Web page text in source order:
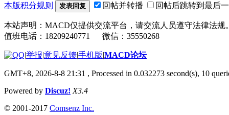
本版积分规则 发表回复 回帖并转播 回帖后跳转到最后
本站声明：MACD仅提供交流平台，请交流人员遵守法律法规
值班电话：18209240771 微信：35550268
|举报|意见反馈|手机版|MACD论坛
GMT+8, 2026-8-8 21:31 , Processed in 0.032273 second(s), 10
Powered by Discuz! X3.4
© 2001-2017 Comsenz Inc.